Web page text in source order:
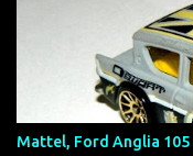
Mattel, Ford Anglia 105